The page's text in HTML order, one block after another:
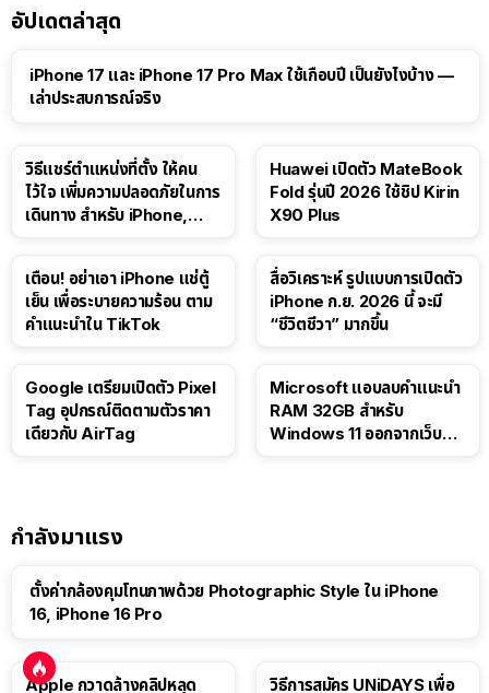
อัปเดตล่าสุด
iPhone 17 และ iPhone 17 Pro Max ใช้เกือบปี เป็นยังไงบ้าง —
เล่าประสบการณ์จริง
วิธีแชร์ตำแหน่งที่ตั้ง ให้คน
ไว้ใจ เพิ่มความปลอดภัยในการ
เดินทาง สำหรับ iPhone,
Huawei เปิดตัว MateBook
Fold รุ่นปี 2026 ใช้ชิป Kirin
X90 Plus
เตือน! อย่าเอา iPhone แช่ตู้
เย็น เพื่อระบายความร้อน ตาม
คำแนะนำใน TikTok
สื่อวิเคราะห์ รูปแบบการเปิดตัว
iPhone ก.ย. 2026 นี้ จะมี
“ชีวิตชีวา” มากขึ้น
Google เตรียมเปิดตัว Pixel
Tag อุปกรณ์ติดตามตัวราคา
เดียวกับ AirTag
Microsoft แอบลบคำแนะนำ
RAM 32GB สำหรับ
Windows 11 ออกจากเว็บตัว
กำลังมาแรง
ตั้งค่ากล้องคุมโทนภาพด้วย Photographic Style ใน iPhone
16, iPhone 16 Pro
Apple กวาดล้างคลิปหลุด
วิธีการสมัคร UNiDAYS เพื่อ